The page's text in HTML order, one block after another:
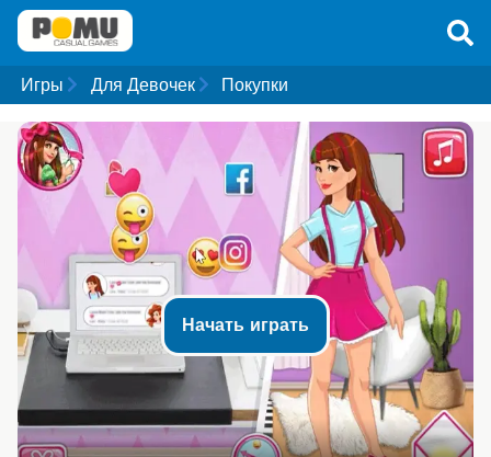
Игры Для Девочек Покупки
Начать играть